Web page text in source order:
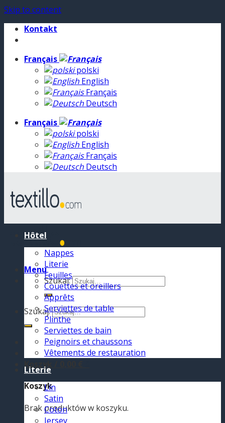
Skip to content
Kontakt
Français
polski
English
Français
Deutsch
Français
polski
English
Français
Deutsch
Menu
Szukaj:
Szukaj:
Koszyk /
Koszyk
Brak produktów w koszyku.
Hôtel
Nappes
Literie
Feuilles
Couettes et oreillers
Apprêts
Serviettes de table
Plinthe
Serviettes de bain
Peignoirs et chaussons
Vêtements de restauration
Literie
Lin
Satin
Coton
Jersey